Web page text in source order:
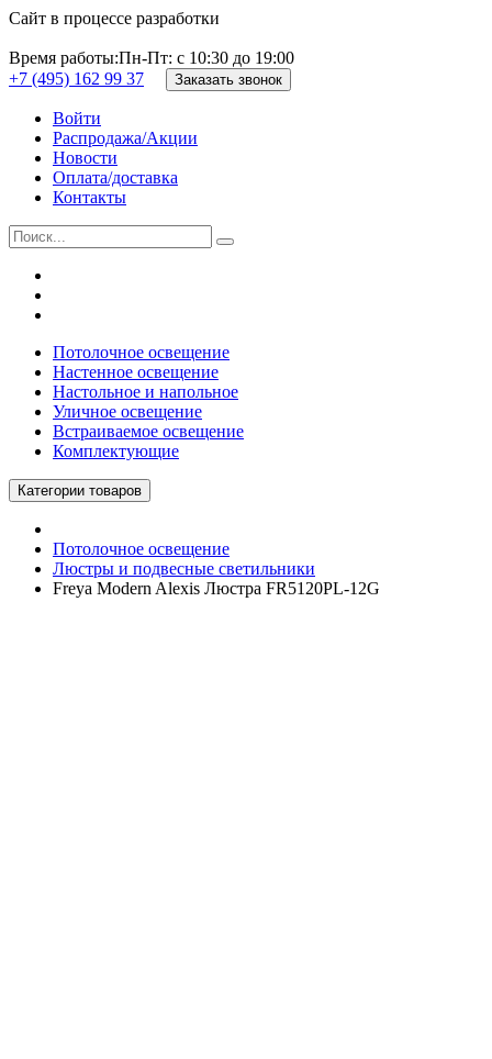
Сайт в процессе разработки
Время работы:Пн-Пт: с 10:30 до 19:00
+7 (495) 162 99 37
Заказать звонок
Войти
Распродажа/Акции
Новости
Оплата/доставка
Контакты
Потолочное освещение
Настенное освещение
Настольное и напольное
Уличное освещение
Встраиваемое освещение
Комплектующие
Категории товаров
Потолочное освещение
Люстры и подвесные светильники
Freya Modern Alexis Люстра FR5120PL-12G